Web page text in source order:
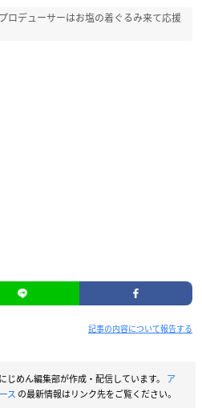
ロデューサーはお塩の着ぐるみ来て応援
記事の内容について報告する
じめん編集部が作成・配信しています。 ア
ス の最新情報はリンク先をご覧ください。